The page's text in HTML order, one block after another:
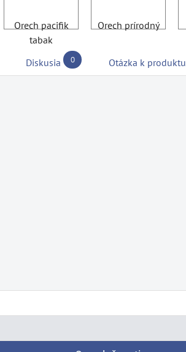
Orech pacifik
tabak
Orech prírodný
Diskusia 0 Otázka k produktu